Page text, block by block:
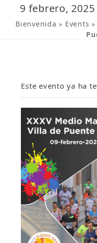
9 febrero, 2025
Bienvenida » Events »
Este evento ya ha